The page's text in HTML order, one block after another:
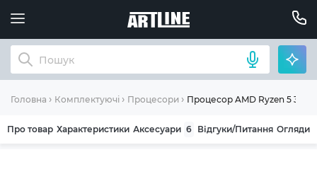
Головна Комплектуючі Процесори Процесор AMD Ryzen 5
Про товар Характеристики Аксесуари 6 Відгуки/Питання Огляди